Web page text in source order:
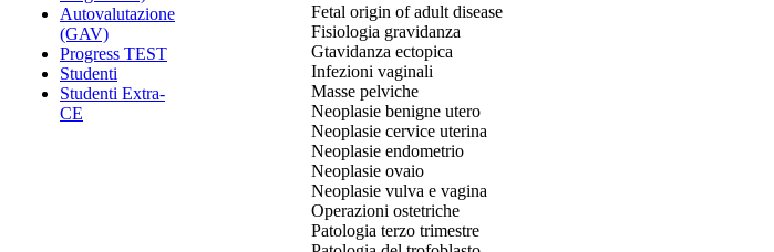
Autovalutazione
(GAV)
Progress TEST
Studenti
Studenti Extra-
CE
Fetal origin of adult disease
Fisiologia gravidanza
Gtavidanza ectopica
Infezioni vaginali
Masse pelviche
Neoplasie benigne utero
Neoplasie cervice uterina
Neoplasie endometrio
Neoplasie ovaio
Neoplasie vulva e vagina
Operazioni ostetriche
Patologia terzo trimestre